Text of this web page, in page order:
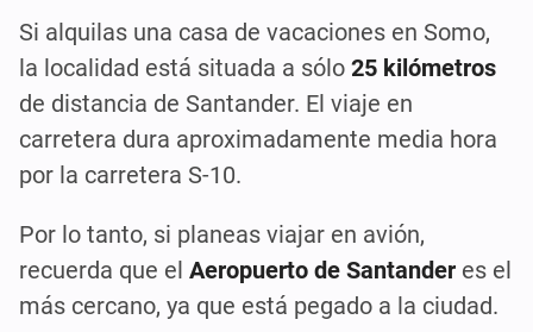
Si alquilas una casa de vacaciones en Somo,
la localidad está situada a sólo 25 kilómetros
de distancia de Santander. El viaje en
carretera dura aproximadamente media hora
por la carretera S-10.
Por lo tanto, si planeas viajar en avión,
recuerda que el Aeropuerto de Santander es el
más cercano, ya que está pegado a la ciudad.